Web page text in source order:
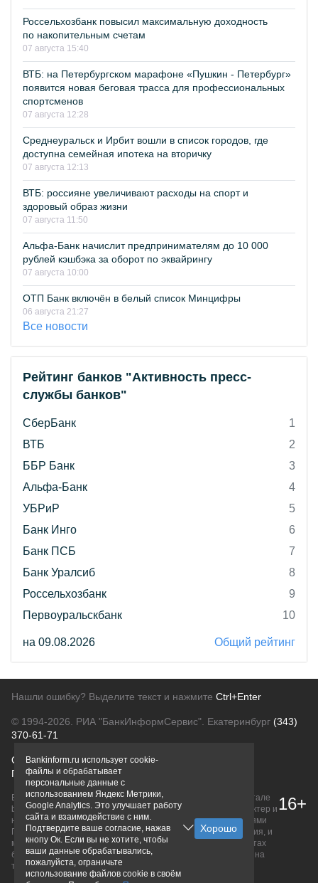
Россельхозбанк повысил максимальную доходность
по накопительным счетам
07 августа 15:40
ВТБ: на Петербургском марафоне «Пушкин - Петербург»
появится новая беговая трасса для профессиональных
спортсменов
07 августа 12:28
Среднеуральск и Ирбит вошли в список городов, где
доступна семейная ипотека на вторичку
07 августа 12:13
ВТБ: россияне увеличивают расходы на спорт и
здоровый образ жизни
07 августа 11:50
Альфа-Банк начислит предпринимателям до 10 000
рублей кэшбэка за оборот по эквайрингу
07 августа 10:00
ОТП Банк включён в белый список Минцифры
06 августа 21:27
Все новости
Рейтинг банков "Активность пресс-
службы банков"
СберБанк
1
ВТБ
2
ББР Банк
3
Альфа-Банк
4
УБРиР
5
Банк Инго
6
Банк ПСБ
7
Банк Уралсиб
8
Россельхозбанк
9
Первоуральскбанк
10
на 09.08.2026 Общий рейтинг
Нашли ошибку? Выделите текст и нажмите Ctrl+Enter
© 1994-2026. РИА "БанкИнформСервис". Екатеринбург (343)
370-61-71
О проектеПолитика конфиденциальности
Правовая информацияДля рекламодателей
Вся информация о продуктах банков, размещенная на портале
bankinform.ru, носит исключительно ознакомительный характер и
не является публичной офертой, определяемой положениями
ГК РФ. Информация не содержит точного и полного описания, и
может быть изменена. Конечные условия уточняйте на сайтах
банков или при личном обращении. Исключительное право на
товарные знаки принадлежит их правообладателям.
16+
Bankinform.ru использует cookie-
файлы и обрабатывает
персональные данные с
использованием Яндекс Метрики,
Google Analytics. Это улучшает работу
сайта и взаимодействие с ним.
Подтвердите ваше согласие, нажав
кнопу Ок. Если вы не хотите, чтобы
ваши данные обрабатывались,
пожалуйста, ограничьте
использование файлов cookie в своём